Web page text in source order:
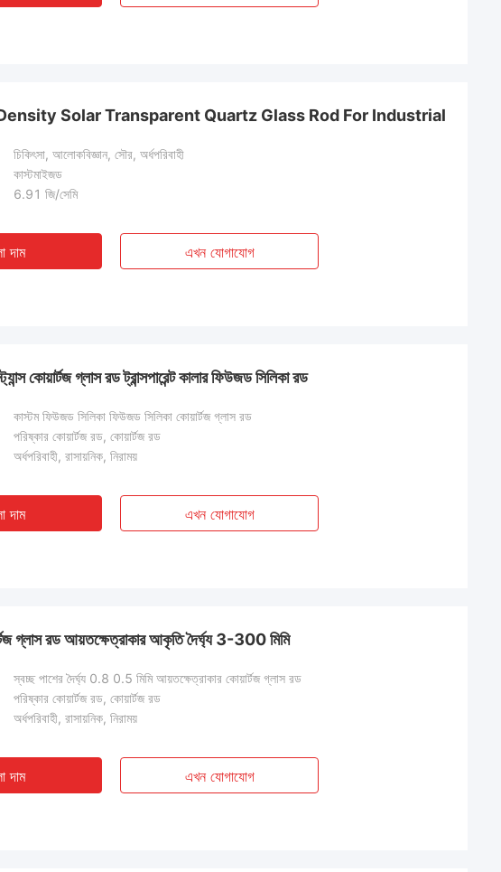
Solar Transparent Quartz Glass Rod For Industrial
চিকিৎসা, আলোকবিজ্ঞান, সৌর, অর্ধপরিবাহী
কাস্টমাইজড
6.91 জি/সেমি
দাম এখন যোগাযোগ
কোয়ার্টজ গ্লাস রড ট্রান্সপারেন্ট কালার ফিউজড সিলিকা রড
কাস্টম ফিউজড সিলিকা ফিউজড সিলিকা কোয়ার্টজ গ্লাস রড
পরিষ্কার কোয়ার্টজ রড, কোয়ার্টজ রড
অর্ধপরিবাহী, রাসায়নিক, নিরাময়
দাম এখন যোগাযোগ
গ্লাস রড আয়তক্ষেত্রাকার আকৃতি দৈর্ঘ্য 3-300 মিমি
স্বচ্ছ পাশের দৈর্ঘ্য 0.8 0.5 মিমি আয়তক্ষেত্রাকার কোয়ার্টজ গ্লাস রড
পরিষ্কার কোয়ার্টজ রড, কোয়ার্টজ রড
অর্ধপরিবাহী, রাসায়নিক, নিরাময়
দাম এখন যোগাযোগ